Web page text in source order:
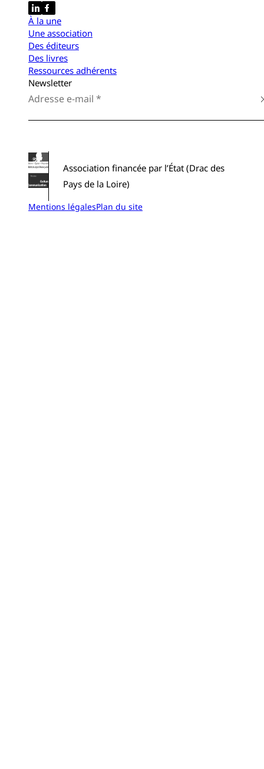
À la une
Une association
Des éditeurs
Des livres
Ressources adhérents
Newsletter
Association financée par l’État (Drac des
Pays de la Loire)
Mentions légalesPlan du site